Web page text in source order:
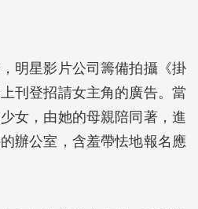
明星影片公司籌備拍攝《掛
刊登招請女主角的廣告。當
女，由她的母親陪同著，進
辦公室，含羞帶怯地報名應